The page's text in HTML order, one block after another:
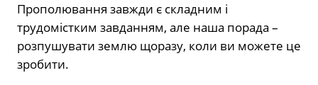
Прополювання завжди є складним і
трудомістким завданням, але наша порада –
розпушувати землю щоразу, коли ви можете це
зробити.